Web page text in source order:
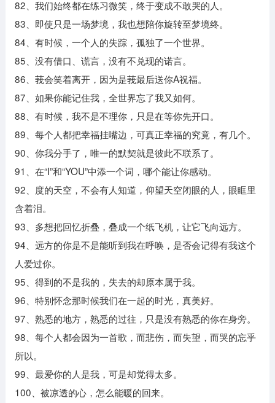
82、我们始终都在练习微笑，终于变成不敢哭的人。
83、即使只是一场梦境，我也想陪你旋转至梦境终。
84、有时候，一个人的失踪，孤独了一个世界。
85、没有借口、谎言，没有不兑现的诺言。
86、莪会笑着离开，因为是莪最后送你A祝福。
87、如果你能记住我，全世界忘了我又如何。
88、有时候，我不是不理你，只是在等你先开口。
89、每个人都把幸福挂嘴边，可真正幸福的究竟，有几个。
90、你我分手了，唯一的默契就是彼此不联系了。
91、在“I”和“YOU”中添一个词，哪个能让你感动。
92、度的天空，不会有人知道，仰望天空闭眼的人，眼眶里
含着泪。
93、多想把回忆折叠，叠成一个纸飞机，让它飞向远方。
94、远方的你是不是能听到我在呼唤，是否会记得有我这个
人爱过你。
95、得到的不是我的，失去的却原本属于我。
96、特别怀念那时候我们在一起的时光，真美好。
97、熟悉的地方，熟悉的过往，只是没有熟悉的你在身旁。
98、每个人都会因为一首歌，而悲伤，而失望，而哭的忘乎
所以。
99、最爱你的人是我，可是却觉得太多。
100、被凉透的心，怎么能暖的回来。